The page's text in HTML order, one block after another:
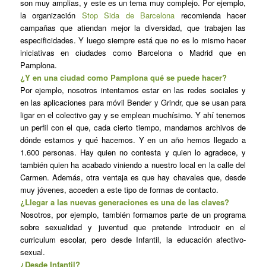
son muy amplias, y este es un tema muy complejo. Por ejemplo,
la organización Stop Sida de Barcelona recomienda hacer
campañas que atiendan mejor la diversidad, que trabajen las
especificidades. Y luego siempre está que no es lo mismo hacer
iniciativas en ciudades como Barcelona o Madrid que en
Pamplona.
¿Y en una ciudad como Pamplona qué se puede hacer?
Por ejemplo, nosotros intentamos estar en las redes sociales y
en las aplicaciones para móvil Bender y Grindr, que se usan para
ligar en el colectivo gay y se emplean muchísimo. Y ahí tenemos
un perfil con el que, cada cierto tiempo, mandamos archivos de
dónde estamos y qué hacemos. Y en un año hemos llegado a
1.600 personas. Hay quien no contesta y quien lo agradece, y
también quien ha acabado viniendo a nuestro local en la calle del
Carmen. Además, otra ventaja es que hay chavales que, desde
muy jóvenes, acceden a este tipo de formas de contacto.
¿Llegar a las nuevas generaciones es una de las claves?
Nosotros, por ejemplo, también formamos parte de un programa
sobre sexualidad y juventud que pretende introducir en el
curriculum escolar, pero desde Infantil, la educación afectivo-
sexual.
¿Desde Infantil?